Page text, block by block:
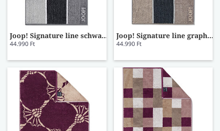
Joop! Signature line schwarz törölköző 80x150
44.990 Ft
Joop! Signature line graphit törölköző 80x150
44.990 Ft